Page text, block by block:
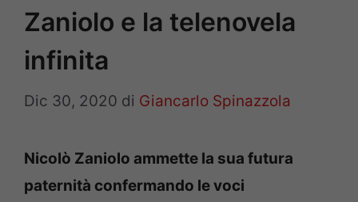
Zaniolo e la telenovela
infinita
Dic 30, 2020 di Giancarlo Spinazzola
Nicolò Zaniolo ammette la sua futura
paternità confermando le voci